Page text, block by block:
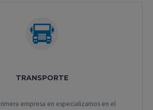
TRANSPORTE
empresa en especializarnos en el